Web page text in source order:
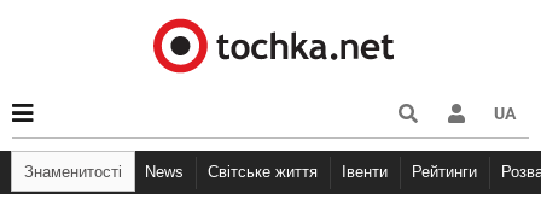
UA
Знаменитості News Світське життя Івенти Рейтинги